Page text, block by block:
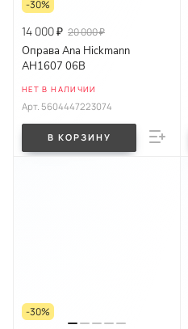
-30%
14 000 ₽ 20 000 ₽
Оправа Ana Hickmann
AH1607 06B
НЕТ В НАЛИЧИИ
Арт. 5604447223074
В КОРЗИНУ
-30%